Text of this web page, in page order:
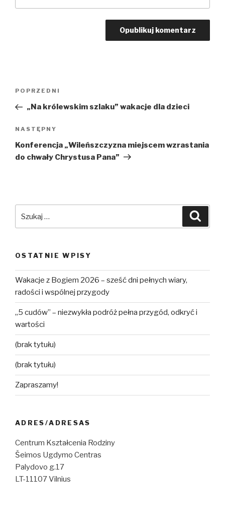
Nawigacja
Poprzedni
wpis
POPRZEDNI
„Na królewskim szlaku” wakacje dla dzieci
Następny
wpis
NASTĘPNY
Konferencja „Wileńszczyzna miejscem wzrastania
do chwały Chrystusa Pana”
OSTATNIE WPISY
Wakacje z Bogiem 2026 – sześć dni pełnych wiary,
radości i wspólnej przygody
„5 cudów” – niezwykła podróż pełna przygód, odkryć i
wartości
(brak tytułu)
(brak tytułu)
Zapraszamy!
ADRES/ADRESAS
Centrum Kształcenia Rodziny
Šeimos Ugdymo Centras
Palydovo g.17
LT-11107 Vilnius